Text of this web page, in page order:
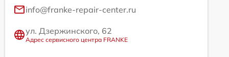
info@franke-repair-center.ru
ул. Дзержинского, 62
Адрес сервисного центра FRANKE